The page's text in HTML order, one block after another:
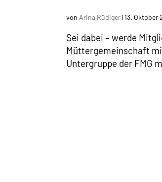
von Arina Rüdiger|13. Oktober
Sei dabei – werde
Müttergemeinschaft
Untergruppe der FMG